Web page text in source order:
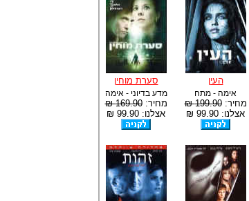
העין
אימה - מתח
מחיר:199.90 ₪
אצלנו: 99.90 ₪
סערת מוחין
מדע בדיוני - אימה
מחיר:169.90 ₪
אצלנו: 99.90 ₪